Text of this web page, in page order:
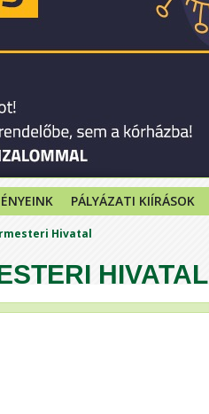
PÁLYÁZATI KIÍRÁSOK
Hivatal
HIVATAL